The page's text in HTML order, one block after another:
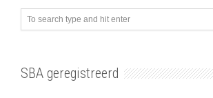
SBA geregistreerd